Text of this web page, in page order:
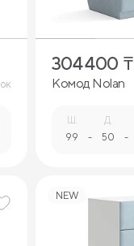
304 400 ₸
Комод Nolan
Ш.
99 -
Д.
50 -
NEW